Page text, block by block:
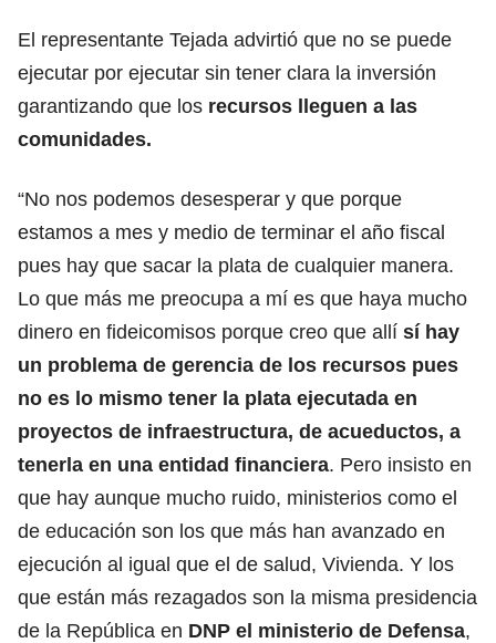
El representante Tejada advirtió que no se puede
ejecutar por ejecutar sin tener clara la inversión
garantizando que los recursos lleguen a las
comunidades.
“No nos podemos desesperar y que porque
estamos a mes y medio de terminar el año fiscal
pues hay que sacar la plata de cualquier manera.
Lo que más me preocupa a mí es que haya mucho
dinero en fideicomisos porque creo que allí sí hay
un problema de gerencia de los recursos pues
no es lo mismo tener la plata ejecutada en
proyectos de infraestructura, de acueductos, a
tenerla en una entidad financiera. Pero insisto en
que hay aunque mucho ruido, ministerios como el
de educación son los que más han avanzado en
ejecución al igual que el de salud, Vivienda. Y los
que están más rezagados son la misma presidencia
de la República en DNP el ministerio de Defensa,